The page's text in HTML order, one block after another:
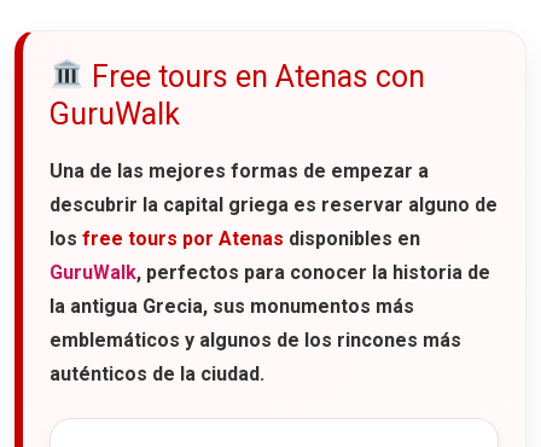
Free tours en Atenas con
GuruWalk
Una de las mejores formas de empezar a
descubrir la capital griega es reservar alguno de
los free tours por Atenas disponibles en
GuruWalk, perfectos para conocer la historia de
la antigua Grecia, sus monumentos más
emblemáticos y algunos de los rincones más
auténticos de la ciudad.